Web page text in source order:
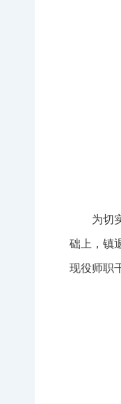
为切
础上，镇
现役师职